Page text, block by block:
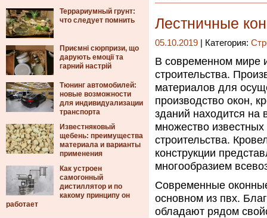
Террариумный грунт:
что следует помнить
Приємні сюрпризи, що
дарують емоції та
гарний настрій
Тюнинг автомобилей:
новые возможности
для индивидуализации
транспорта
Известняковый
щебень: преимущества
материала и варианты
применения
Как устроен
самогонный
дистиллятор и по
какому принципу он
работает
Лестничные
05.10.2019 | Категория:
В современном мире
строительства.
материалов для
производство окон,
зданий находится на
множество
строительства.
конструкции
многообразием
Современные
основном из пвх.
обладают рядом